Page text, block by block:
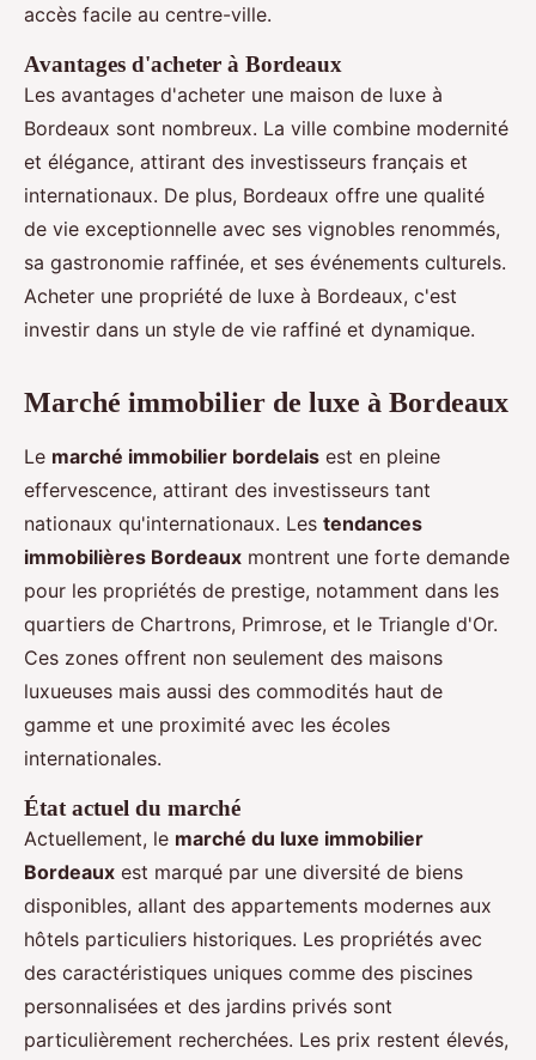
accès facile au centre-ville.
Avantages d'acheter à Bordeaux
Les avantages d'acheter une maison de luxe à
Bordeaux sont nombreux. La ville combine modernité
et élégance, attirant des investisseurs français et
internationaux. De plus, Bordeaux offre une qualité
de vie exceptionnelle avec ses vignobles renommés,
sa gastronomie raffinée, et ses événements culturels.
Acheter une propriété de luxe à Bordeaux, c'est
investir dans un style de vie raffiné et dynamique.
Marché immobilier de luxe à Bordeaux
Le marché immobilier bordelais est en pleine
effervescence, attirant des investisseurs tant
nationaux qu'internationaux. Les tendances
immobilières Bordeaux montrent une forte demande
pour les propriétés de prestige, notamment dans les
quartiers de Chartrons, Primrose, et le Triangle d'Or.
Ces zones offrent non seulement des maisons
luxueuses mais aussi des commodités haut de
gamme et une proximité avec les écoles
internationales.
État actuel du marché
Actuellement, le marché du luxe immobilier
Bordeaux est marqué par une diversité de biens
disponibles, allant des appartements modernes aux
hôtels particuliers historiques. Les propriétés avec
des caractéristiques uniques comme des piscines
personnalisées et des jardins privés sont
particulièrement recherchées. Les prix restent élevés,